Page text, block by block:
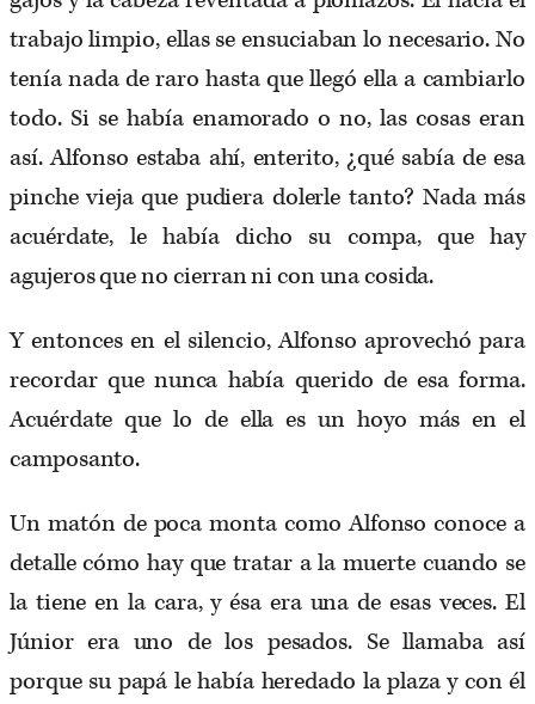
trabajo limpio, ellas se ensuciaban lo necesario. No
tenía nada de raro hasta que llegó ella a cambiarlo
todo. Si se había enamorado o no, las cosas eran
así. Alfonso estaba ahí, enterito, ¿qué sabía de esa
pinche vieja que pudiera dolerle tanto? Nada más
acuérdate, le había dicho su compa, que hay
agujeros que no cierran ni con una cosida.
Y entonces en el silencio, Alfonso aprovechó para
recordar que nunca había querido de esa forma.
Acuérdate que lo de ella es un hoyo más en el
camposanto.
Un matón de poca monta como Alfonso conoce a
detalle cómo hay que tratar a la muerte cuando se
la tiene en la cara, y ésa era una de esas veces. El
Júnior era uno de los pesados. Se llamaba así
porque su papá le había heredado la plaza y con él